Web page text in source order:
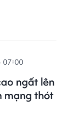
ngất lên
mạng thót
07:00